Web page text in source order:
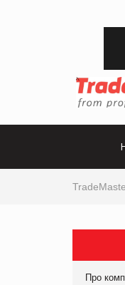
Про